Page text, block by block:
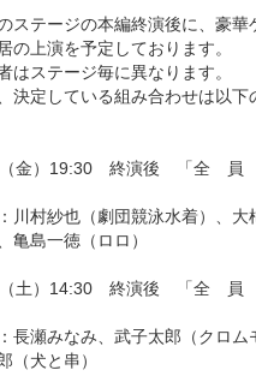
ステージの本編終演後に、豪華
の上演を予定しております。
はステージ毎に異なります。
決定している組み合わせは以下
金）19:30 終演後 「全 員
川村紗也（劇団競泳水着）、大
亀島一徳（ロロ）
土）14:30 終演後 「全 員
長瀬みなみ、武子太郎（クロム
（犬と串）